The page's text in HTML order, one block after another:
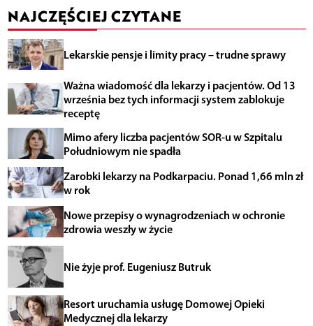
NAJCZĘŚCIEJ CZYTANE
Lekarskie pensje i limity pracy – trudne sprawy
Ważna wiadomość dla lekarzy i pacjentów. Od 13
września bez tych informacji system zablokuje
receptę
Mimo afery liczba pacjentów SOR-u w Szpitalu
Południowym nie spadła
Zarobki lekarzy na Podkarpaciu. Ponad 1,66 mln zł
w rok
Nowe przepisy o wynagrodzeniach w ochronie
zdrowia weszły w życie
Nie żyje prof. Eugeniusz Butruk
Resort uruchamia usługę Domowej Opieki
Medycznej dla lekarzy